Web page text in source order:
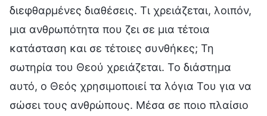
διεφθαρμένες διαθέσεις. Τι χρειάζεται, λοιπόν,
μια ανθρωπότητα που ζει σε μια τέτοια
κατάσταση και σε τέτοιες συνθήκες; Τη
σωτηρία του Θεού χρειάζεται. Το διάστημα
αυτό, ο Θεός χρησιμοποιεί τα λόγια Του για να
σώσει τους ανθρώπους. Μέσα σε ποιο πλαίσιο